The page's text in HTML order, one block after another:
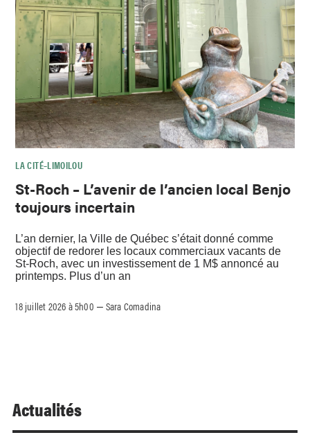
LA CITÉ–LIMOILOU
St-Roch – L’avenir de l’ancien local Benjo
toujours incertain
L’an dernier, la Ville de Québec s’était donné comme
objectif de redorer les locaux commerciaux vacants de
St-Roch, avec un investissement de 1 M$ annoncé au
printemps. Plus d’un an
18 juillet 2026 à 5h00 – Sara Comadina
Actualités